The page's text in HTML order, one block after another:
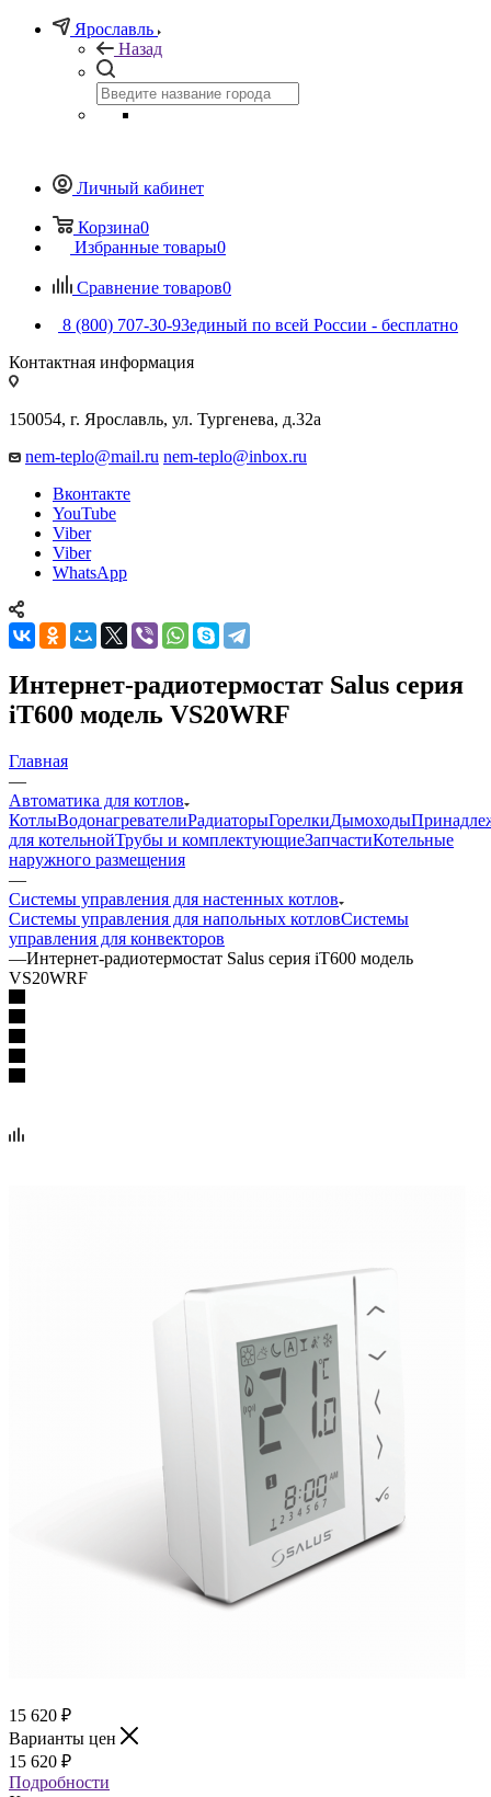
Ярославль
Назад
Личный кабинет
Корзина0
Избранные товары0
Сравнение товаров0
8 (800) 707-30-93единый по всей России - бесплатно
Контактная информация
150054, г. Ярославль, ул. Тургенева, д.32а
nem-teplo@mail.ru nem-teplo@inbox.ru
Вконтакте
YouTube
Viber
Viber
WhatsApp
Интернет-радиотермостат Salus серия
iT600 модель VS20WRF
Главная
—
Автоматика для котлов
КотлыВодонагревателиРадиаторыГорелкиДымоходы
для котельнойТрубы и комплектующиеЗапчастиКотельные
наружного размещения
—
Системы управления для настенных котлов
Системы управления для напольных котловСистемы
управления для конвекторов
—Интернет-радиотермостат Salus серия iT600 модель
VS20WRF
15 620 ₽
Варианты цен
15 620 ₽
Подробности